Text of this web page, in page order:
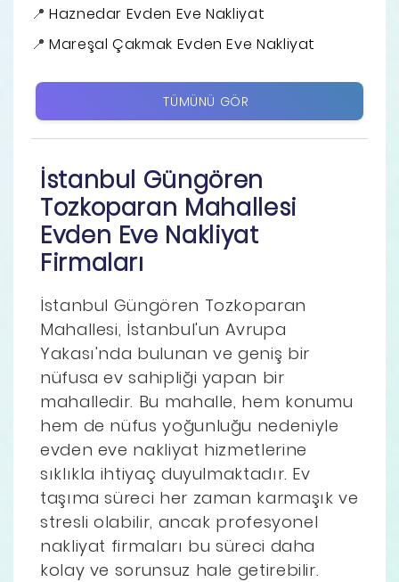
Haznedar Evden Eve Nakliyat
Mareşal Çakmak Evden Eve Nakliyat
TÜMÜNÜ GÖR
İstanbul Güngören
Tozkoparan Mahallesi
Evden Eve Nakliyat
Firmaları
İstanbul Güngören Tozkoparan
Mahallesi, İstanbul'un Avrupa
Yakası'nda bulunan ve geniş bir
nüfusa ev sahipliği yapan bir
mahalledir. Bu mahalle, hem konumu
hem de nüfus yoğunluğu nedeniyle
evden eve nakliyat hizmetlerine
sıklıkla ihtiyaç duyulmaktadır. Ev
taşıma süreci her zaman karmaşık ve
stresli olabilir, ancak profesyonel
nakliyat firmaları bu süreci daha
kolay ve sorunsuz hale getirebilir.